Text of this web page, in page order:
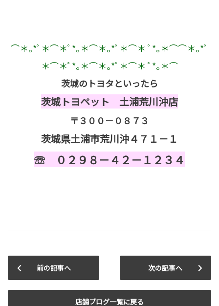
⌒＊｡*ﾟ＊⌒＊ﾟ *｡＊⌒＊｡*ﾟ＊⌒＊ ﾟ *｡＊⌒⌒＊｡*ﾟ
＊⌒＊ﾟ *｡＊⌒＊｡*ﾟ＊⌒＊ ﾟ *｡＊⌒
茨城のトヨタといったら
茨城トヨペット 土浦荒川沖店
〒３００－０８７３
茨城県土浦市荒川沖４７１－１
☏ ０２９８－４２－１２３４
前の記事へ
店舗ブログ一覧に戻る
次の記事へ